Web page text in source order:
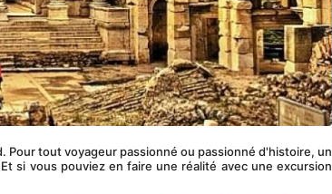
Pour tout voyageur passionné ou passionné d'histoire, un
si vous pouviez en faire une réalité avec une excursion